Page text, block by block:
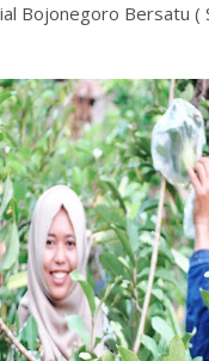
Bojonegoro Bersatu (